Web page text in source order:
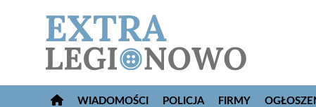
WIADOMOŚCI POLICJA FIRMY